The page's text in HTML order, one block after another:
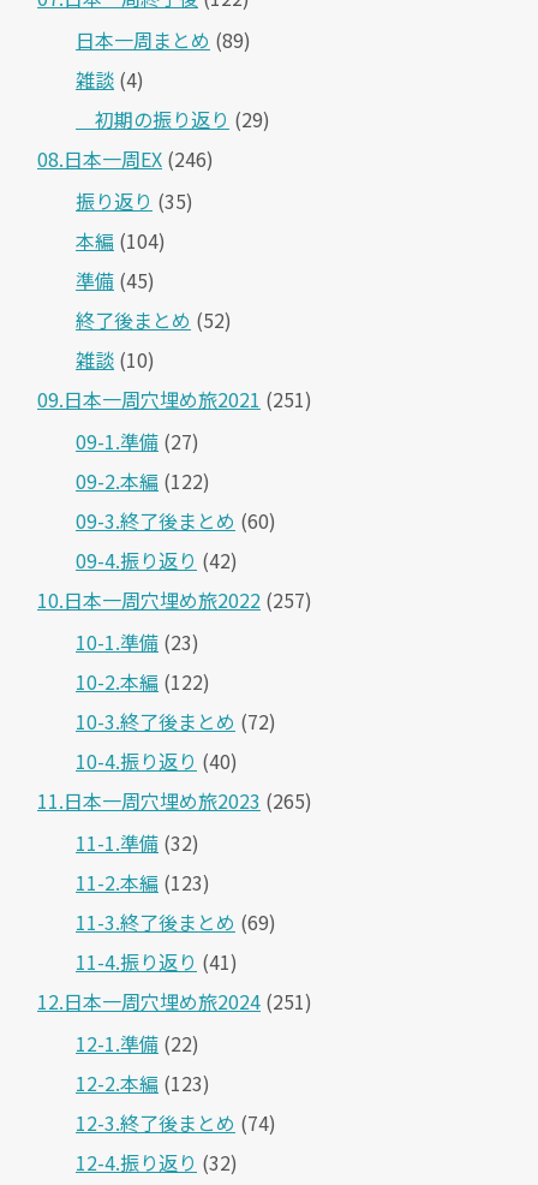
日本一周まとめ (89)
雑談 (4)
＿初期の振り返り (29)
08.日本一周EX (246)
振り返り (35)
本編 (104)
準備 (45)
終了後まとめ (52)
雑談 (10)
09.日本一周穴埋め旅2021 (251)
09-1.準備 (27)
09-2.本編 (122)
09-3.終了後まとめ (60)
09-4.振り返り (42)
10.日本一周穴埋め旅2022 (257)
10-1.準備 (23)
10-2.本編 (122)
10-3.終了後まとめ (72)
10-4.振り返り (40)
11.日本一周穴埋め旅2023 (265)
11-1.準備 (32)
11-2.本編 (123)
11-3.終了後まとめ (69)
11-4.振り返り (41)
12.日本一周穴埋め旅2024 (251)
12-1.準備 (22)
12-2.本編 (123)
12-3.終了後まとめ (74)
12-4.振り返り (32)